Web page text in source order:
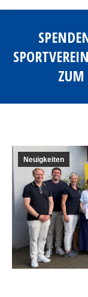
ZUM
Neuigkeiten